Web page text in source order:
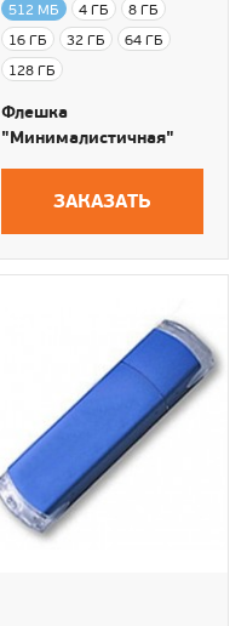
512 МБ 4 ГБ
8 ГБ
16 ГБ
32 ГБ
64 ГБ
128 ГБ
Флешка
"Минималистичная"
ЗАКАЗАТЬ